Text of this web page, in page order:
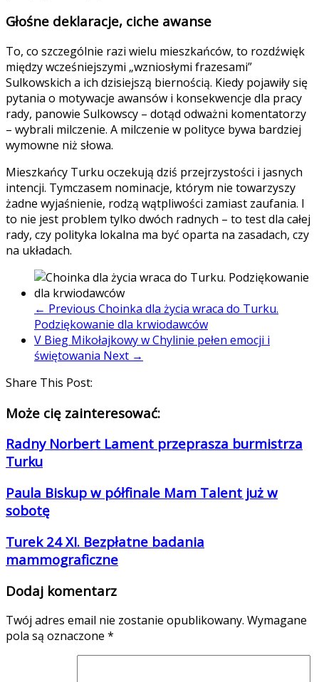
Głośne deklaracje, ciche awanse
To, co szczególnie razi wielu mieszkańców, to rozdźwięk
między wcześniejszymi „wzniosłymi frazesami”
Sulkowskich a ich dzisiejszą biernością. Kiedy pojawiły się
pytania o motywacje awansów i konsekwencje dla pracy
rady, panowie Sulkowscy – dotąd odważni komentatorzy
– wybrali milczenie. A milczenie w polityce bywa bardziej
wymowne niż słowa.
Mieszkańcy Turku oczekują dziś przejrzystości i jasnych
intencji. Tymczasem nominacje, którym nie towarzyszy
żadne wyjaśnienie, rodzą wątpliwości zamiast zaufania. I
to nie jest problem tylko dwóch radnych – to test dla całej
rady, czy polityka lokalna ma być oparta na zasadach, czy
na układach.
← Previous Choinka dla życia wraca do Turku.
Podziękowanie dla krwiodawców
V Bieg Mikołajkowy w Chylinie pełen emocji i
świętowania Next →
Share This Post:
Może cię zainteresować:
Radny Norbert Lament przeprasza burmistrza
Turku
Paula Biskup w półfinale Mam Talent już w
sobotę
Turek 24 XI. Bezpłatne badania
mammograficzne
Dodaj komentarz
Twój adres email nie zostanie opublikowany. Wymagane
pola są oznaczone *